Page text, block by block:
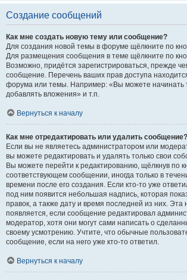
Создание сообщений
Как мне создать новую тему или сообщение?
Для создания новой темы в форуме щёлкните по
Для размещения сообщения в теме щёлкните по
Возможно, придётся зарегистрироваться, прежде
сообщение. Перечень ваших прав доступа
форума или темы. Например: «Вы можете
добавлять вложения» и т.п.
Вернуться к началу
Как мне отредактировать или удалить сообщение?
Если вы не являетесь администратором или
вы можете редактировать и удалять только свои
Вы можете перейти к редактированию, щёлкнув по
соответствующем сообщении, иногда только в
времени после его создания. Если кто-то уже
под ним появится небольшая надпись, которая
правок, а также дату и время последней из них. Эта
появляется, если сообщение редактировал
модератор, хотя они могут сами написать о
своему усмотрению. Учтите, что обычные
сообщение, если на него уже кто-то ответил.
Вернуться к началу